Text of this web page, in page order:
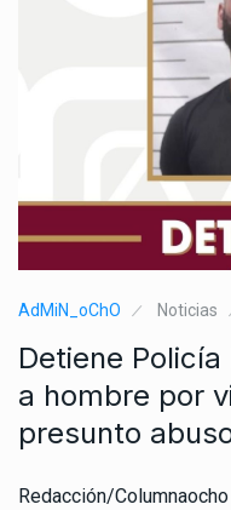
AdMiN_oChO Noticias
Detiene
a hombre por
presunto
Redacción/